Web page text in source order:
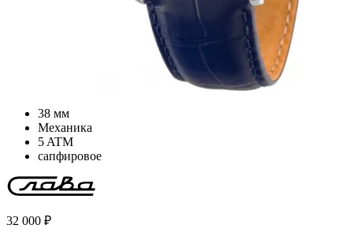
38 мм
Механика
5 ATM
сапфировое
32 000 ₽